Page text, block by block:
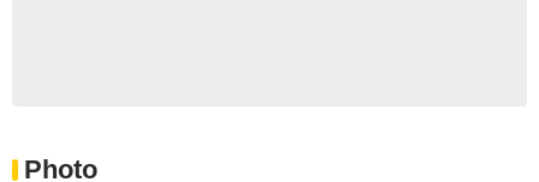
Photo